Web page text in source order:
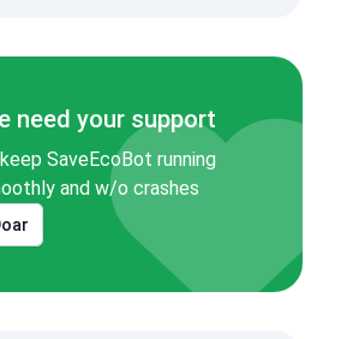
need your support
SaveEcoBot running
and w/o crashes